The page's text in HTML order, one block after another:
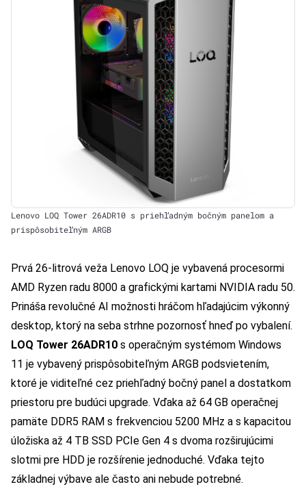
Lenovo LOQ Tower 26ADR10 s priehľadným bočným panelom a
prispôsobiteľným ARGB
Prvá 26-litrová veža Lenovo LOQ je vybavená procesormi
AMD Ryzen radu 8000 a grafickými kartami NVIDIA radu 50.
Prináša revolučné AI možnosti hráčom hľadajúcim výkonný
desktop, ktorý na seba strhne pozornosť hneď po vybalení.
LOQ Tower 26ADR10 s operačným systémom Windows
11 je vybavený prispôsobiteľným ARGB podsvietením,
ktoré je viditeľné cez priehľadný bočný panel a dostatkom
priestoru pre budúci upgrade. Vďaka až 64 GB operačnej
pamäte DDR5 RAM s frekvenciou 5200 MHz a s kapacitou
úložiska až 4 TB SSD PCIe Gen 4 s dvoma rozširujúcimi
slotmi pre HDD je rozšírenie jednoduché. Vďaka tejto
základnej výbave ale často ani nebude potrebné.